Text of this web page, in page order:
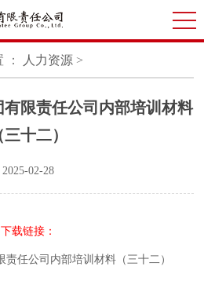
： 人力资源 >
限责任公司内部培训材料
三十二）
2025-02-28
下载链接：
任公司内部培训材料（三十二）